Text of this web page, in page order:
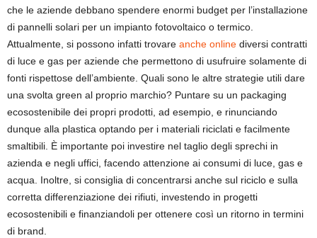
che le aziende debbano spendere enormi budget per l’installazione
di pannelli solari per un impianto fotovoltaico o termico.
Attualmente, si possono infatti trovare anche online diversi contratti
di luce e gas per aziende che permettono di usufruire solamente di
fonti rispettose dell’ambiente. Quali sono le altre strategie utili dare
una svolta green al proprio marchio? Puntare su un packaging
ecosostenibile dei propri prodotti, ad esempio, e rinunciando
dunque alla plastica optando per i materiali riciclati e facilmente
smaltibili. È importante poi investire nel taglio degli sprechi in
azienda e negli uffici, facendo attenzione ai consumi di luce, gas e
acqua. Inoltre, si consiglia di concentrarsi anche sul riciclo e sulla
corretta differenziazione dei rifiuti, investendo in progetti
ecosostenibili e finanziandoli per ottenere così un ritorno in termini
di brand.